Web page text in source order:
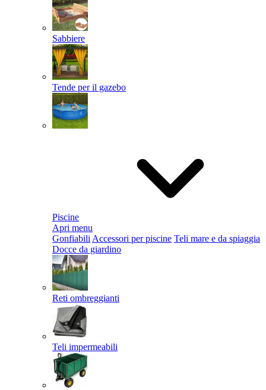
Sabbiere
Tende per il gazebo
Piscine
Apri menu
Gonfiabili Accessori per piscine Teli mare e da spiaggia
Docce da giardino
Reti ombreggianti
Teli impermeabili